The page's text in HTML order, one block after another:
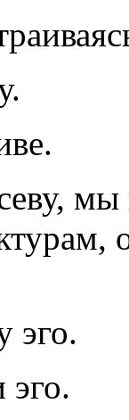
эго.
эго.